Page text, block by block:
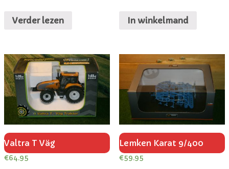
Verder lezen In winkelmand
Valtra T Väg
€64.95
Lemken Karat 9/400
€59.95